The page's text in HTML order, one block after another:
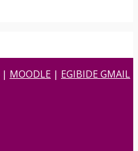
| MOODLE | EGIBIDE GMAIL